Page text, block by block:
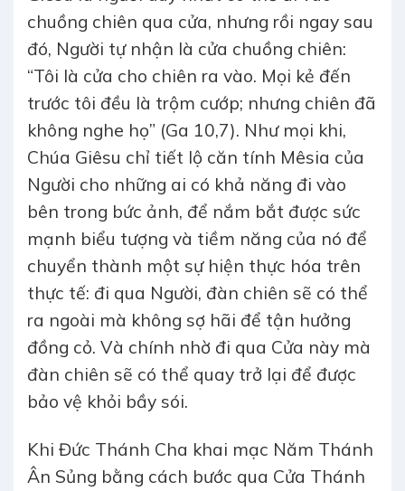
chuồng chiên qua cửa, nhưng rồi ngay sau
đó, Người tự nhận là cửa chuồng chiên:
“Tôi là cửa cho chiên ra vào. Mọi kẻ đến
trước tôi đều là trộm cướp; nhưng chiên đã
không nghe họ” (Ga 10,7). Như mọi khi,
Chúa Giêsu chỉ tiết lộ căn tính Mêsia của
Người cho những ai có khả năng đi vào
bên trong bức ảnh, để nắm bắt được sức
mạnh biểu tượng và tiềm năng của nó để
chuyển thành một sự hiện thực hóa trên
thực tế: đi qua Người, đàn chiên sẽ có thể
ra ngoài mà không sợ hãi để tận hưởng
đồng cỏ. Và chính nhờ đi qua Cửa này mà
đàn chiên sẽ có thể quay trở lại để được
bảo vệ khỏi bầy sói.
Khi Đức Thánh Cha khai mạc Năm Thánh
Ân Sủng bằng cách bước qua Cửa Thánh